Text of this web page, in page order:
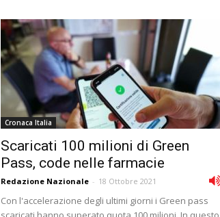
Cronaca Italia
Scaricati 100 milioni di Green
Pass, code nelle farmacie
Redazione Nazionale - 18 Ottobre 2021
Con l'accelerazione degli ultimi giorni i Green pass